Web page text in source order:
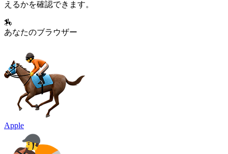
えるかを確認できます。
🏇
あなたのブラウザー
Apple